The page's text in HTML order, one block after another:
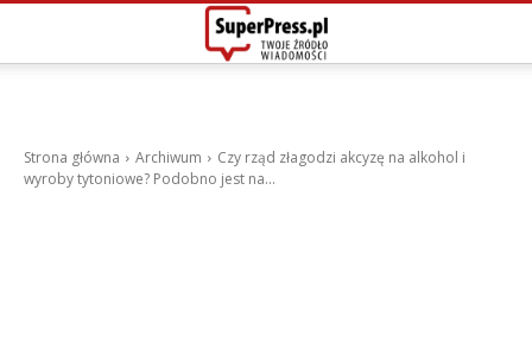
Strona główna Archiwum
Czy rząd złagodzi akcyzę na alkohol i
wyroby tytoniowe? Podobno jest na...